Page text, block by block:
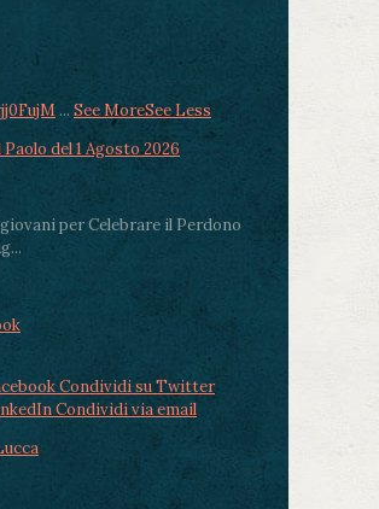
... See MoreSee Less
del 1 Agosto 2026
per Celebrare il Perdono
Condividi su Twitter
Condividi via email